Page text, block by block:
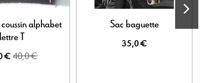
alphabet
T
€ 40,0 €
Sac baguette
35,0 €